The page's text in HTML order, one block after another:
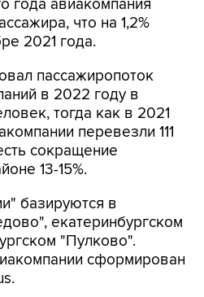
года авиакомпания
что на 1,2%
2021 года.
пассажиропоток
в 2022 году в
тогда как в 2021
перевезли 111
сокращение
13-15%.
базируются в
екатеринбургском
"Пулково".
сформирован